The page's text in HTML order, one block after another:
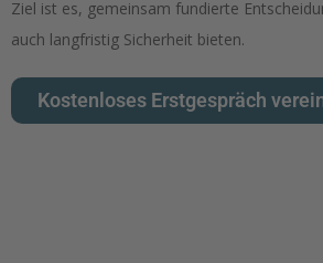
Ziel ist es, gemeinsam fundierte
auch langfristig Sicherheit bieten.
Kostenloses Erstgespräch